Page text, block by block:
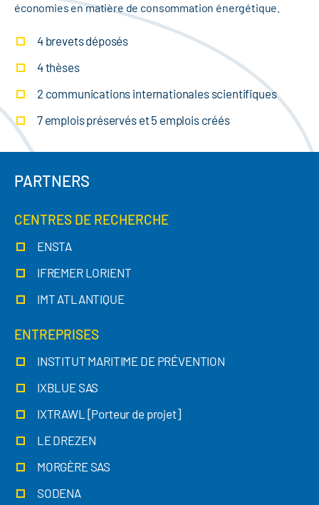
économies en matière de consommation énergétique.
4 brevets déposés
4 thèses
2 communications internationales scientifiques
7 emplois préservés et 5 emplois créés
PARTNERS
CENTRES DE RECHERCHE
ENSTA
IFREMER LORIENT
IMT ATLANTIQUE
ENTREPRISES
INSTITUT MARITIME DE PRÉVENTION
IXBLUE SAS
IXTRAWL [Porteur de projet]
LE DREZEN
MORGÈRE SAS
SODENA